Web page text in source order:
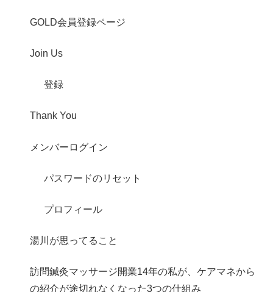
GOLD会員登録ページ
Join Us
登録
Thank You
メンバーログイン
パスワードのリセット
プロフィール
湯川が思ってること
訪問鍼灸マッサージ開業14年の私が、ケアマネから
の紹介が途切れなくなった3つの仕組み